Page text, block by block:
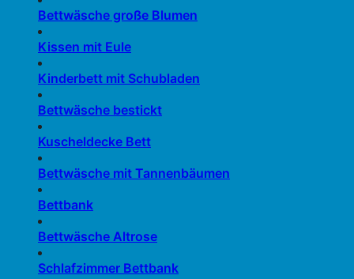
Bettwäsche große Blumen
Kissen mit Eule
Kinderbett mit Schubladen
Bettwäsche bestickt
Kuscheldecke Bett
Bettwäsche mit Tannenbäumen
Bettbank
Bettwäsche Altrose
Schlafzimmer Bettbank